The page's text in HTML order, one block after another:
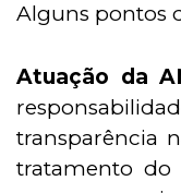
Alguns pontos
Atuação da
transparência
tratamento do